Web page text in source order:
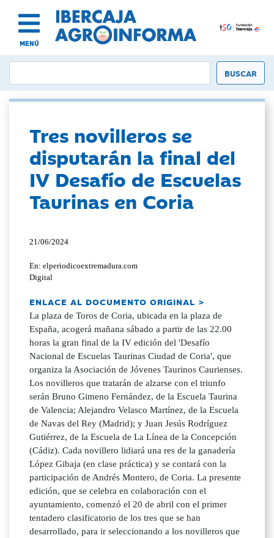
MENÚ
Tres novilleros se
disputarán la final del
IV Desafío de Escuelas
Taurinas en Coria
21/06/2024
En: elperiodicoextremadura.com
Digital
ENLACE AL DOCUMENTO ORIGINAL >
La plaza de Toros de Coria, ubicada en la plaza de
España, acogerá mañana sábado a partir de las 22.00
horas la gran final de la IV edición del 'Desafío
Nacional de Escuelas Taurinas Ciudad de Coria', que
organiza la Asociación de Jóvenes Taurinos Caurienses.
Los novilleros que tratarán de alzarse con el triunfo
serán Bruno Gimeno Fernández, de la Escuela Taurina
de Valencia; Alejandro Velasco Martínez, de la Escuela
de Navas del Rey (Madrid); y Juan Jesús Rodríguez
Gutiérrez, de la Escuela de La Línea de la Concepción
(Cádiz). Cada novillero lidiará una res de la ganadería
López Gibaja (en clase práctica) y se contará con la
participación de Andrés Montero, de Coria. La presente
edición, que se celebra en colaboración con el
ayuntamiento, comenzó el 20 de abril con el primer
tentadero clasificatorio de los tres que se han
desarrollado, para ir seleccionando a los novilleros que